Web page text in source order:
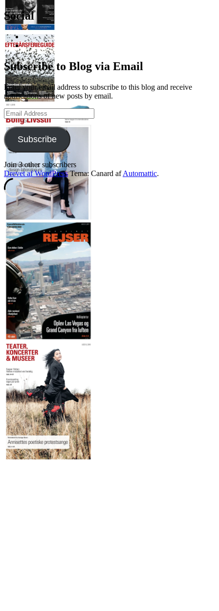
Social
View
anja.limkilde’s
profile
on
Facebook
View
anjalimkilde’s
profile
on
LinkedIn
Subscribe to Blog via Email
Enter your email address to subscribe to this blog and receive
notifications of new posts by email.
Email
Address
Subscribe
Join 3 other subscribers
Drevet af WordPress Tema: Canard afAutomattic.